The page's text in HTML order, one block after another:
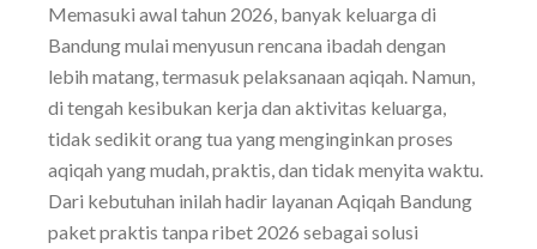
Memasuki awal tahun 2026, banyak keluarga di
Bandung mulai menyusun rencana ibadah dengan
lebih matang, termasuk pelaksanaan aqiqah. Namun,
di tengah kesibukan kerja dan aktivitas keluarga,
tidak sedikit orang tua yang menginginkan proses
aqiqah yang mudah, praktis, dan tidak menyita waktu.
Dari kebutuhan inilah hadir layanan Aqiqah Bandung
paket praktis tanpa ribet 2026 sebagai solusi